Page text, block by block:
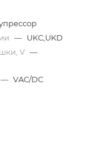
— UKC,UKD
V —
— VAC/DC